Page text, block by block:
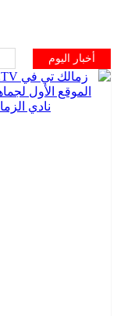
أخبار اليوم